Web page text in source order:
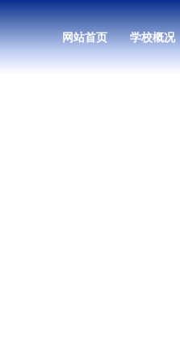
网站首页 学校概况